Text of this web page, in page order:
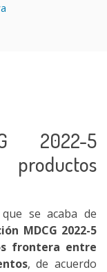
2022-5
se acaba de
MDCG 2022-5
frontera entre
, de acuerdo